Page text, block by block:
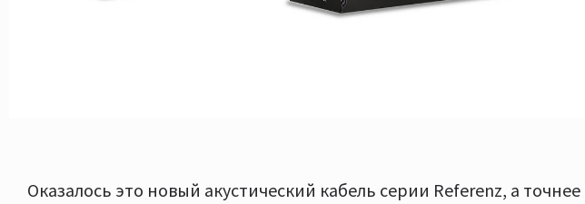
Оказалось это новый акустический кабель серии Referenz, а точнее